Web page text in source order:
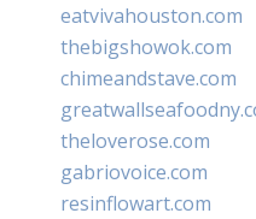
eatvivahouston.com
thebigshowok.com
chimeandstave.com
theloverose.com
gabriovoice.com
resinflowart.com